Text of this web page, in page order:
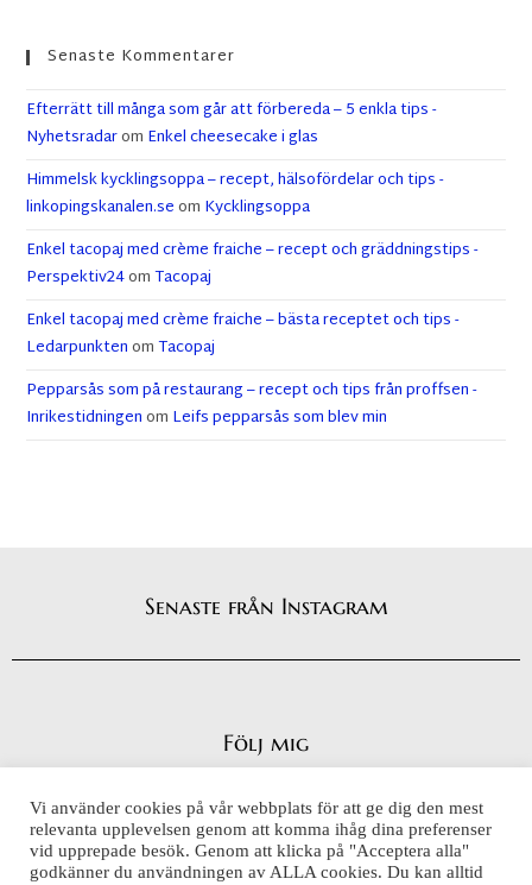
Senaste Kommentarer
Efterrätt till många som går att förbereda – 5 enkla tips -
Nyhetsradarom Enkel cheesecake i glas
Himmelsk kycklingsoppa – recept, hälsofördelar och tips -
linkopingskanalen.seom Kycklingsoppa
Enkel tacopaj med crème fraiche – recept och gräddningstips -
Perspektiv24omTacopaj
Enkel tacopaj med crème fraiche – bästa receptet och tips -
LedarpunktenomTacopaj
Pepparsås som på restaurang – recept och tips från proffsen -
Inrikestidningenom Leifs pepparsås som blev min
Senaste från Instagram
Följ mig
Integritetspolicy
Vi använder cookies på vår webbplats för att ge dig den mest
relevanta upplevelsen genom att komma ihåg dina preferenser
vid upprepade besök. Genom att klicka på "Acceptera alla"
godkänner du användningen av ALLA cookies. Du kan alltid